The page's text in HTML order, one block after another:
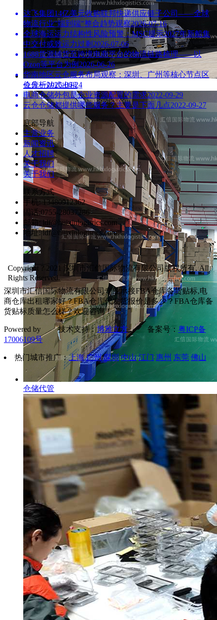
仓库一站式出租
仓储代管
达飞集团14亿美元收购联邦快递供应链子公司——全球
物流行业"端到端"整合趋势观察2026-07-16
全球海运运力结构性风险预警：MSC提示2027年新船集
中交付或致运力过剩 2026-07-06
1688货源铺货至跨境电商平台的物流链路梳理——以
Ozon等平台为例2026-06-26
华南地区云仓服务布局观察：深圳、广州等核心节点区
位分析2026-06-24
电商仓储外包是企业资源配置的需求2022-09-29
云仓仓储都提供哪些服务？主要是下面几点2022-09-27
底部导航
主营业务
新闻资讯
人才招聘
关于我们
关于我们
联系方式
手机: 13480912362
固话:0755-28037286
邮箱: ldf@huixinlogistics.com
地址: ldf@huixinlogistics.com
Copyright ? 2021 深圳市汇信国际物流有限公司版权所有. All
Rights Reserved.
深圳市汇信国际物流有限公司专业承接FBA仓库备货贴标,电
商仓库出租哪家好？FBA仓库代发货报价是多少？FBA仓库备
货贴标质量怎么样？欢迎咨询！
Powered by 技术支持：博雅立方备案号： 粤ICP备
17006109号
热门城市推广：上海 广州 深圳 中山 江门 惠州 东莞 佛山